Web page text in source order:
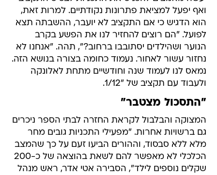
ואף יפעל למציאת פתרונות נקודתיים. למרות זאת,
הוא הדגיש כי אם התקציב לא יועבר, ההשבתה תצא
לפועל. "הם רוצים להחזיר לנו את הפשע בקרב
הנוער ושהילדים יסתובבו ברחוב?", תהה. "אנחנו לא
נחזור עשור לאחור. נעמוד כחומה בצורה בנושא הזה.
נמאס לנו לעמוד שנה וחודשיים מתחת לאלונקה
ולעבוד עם תקציב של "1/12.
"התסכול מצטבר"
המצוקה והבלבול לקראת החזרה לבתי הספר ניכרים
גם ברשויות אחרות. "מפעילי התכניות גובים מחר
מלא ללא סבסוד, וההורים הביעו זעם על כך שהמצב
הכלכלי לא מאפשר להם לשאת בהוצאה של כ-200
שקלים נוספים לילד", הסבירה אטי אדר, ראש מנהל